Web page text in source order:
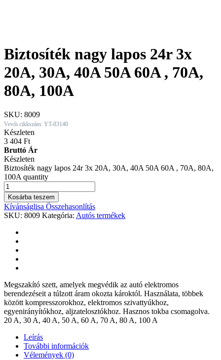
Biztosíték nagy lapos 24r 3x
20A, 30A, 40A 50A 60A , 70A,
80A, 100A
SKU: 8009
Vevői cikkszám: YT-83140
Készleten
3 404 Ft
Bruttó Ár
Készleten
Biztosíték nagy lapos 24r 3x 20A, 30A, 40A 50A 60A , 70A, 80A,
100A quantity
Kosárba teszem
Kívánságlisa Összehasonlítás
SKU: 8009 Kategória: Autós termékek
Megszakító szett, amelyek megvédik az autó elektromos
berendezéseit a túlzott áram okozta károktól. Használata, többek
között kompresszorokhoz, elektromos szivattyúkhoz,
egyenirányítókhoz, aljzatelosztókhoz. Hasznos tokba csomagolva.
20 A, 30 A, 40 A, 50 A, 60 A, 70 A, 80 A, 100 A
Leírás
További információk
Vélemények (0)